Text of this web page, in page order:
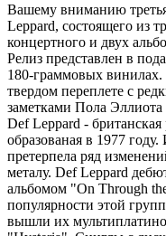
Вашему вниманию т
Leppard, состоящего из
концертного и двух
Релиз представлен в
180-граммовых винилах.
твердом переплете с
заметками Пола Эллиота
Def Leppard -
образованая в 1977
претерпела ряд
металу. Def Leppard
альбомом "On Through
популярности этой
вышли их